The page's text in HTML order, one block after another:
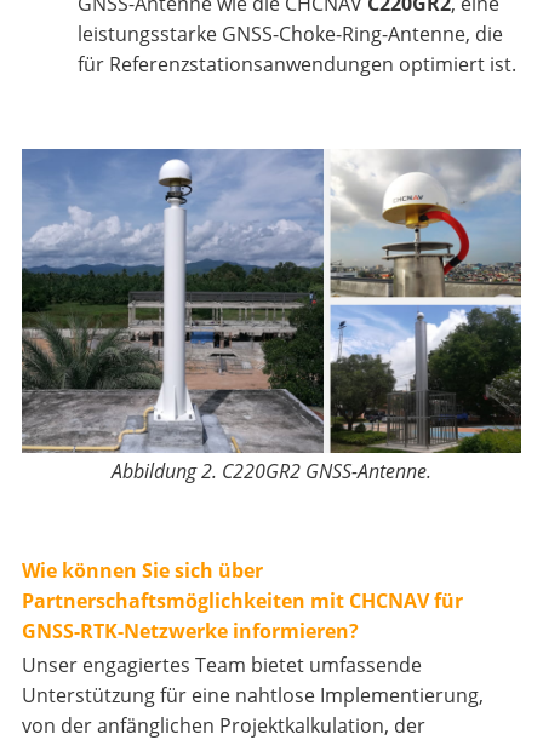
leistungsstarke GNSS-Choke-Ring-Antenne, die
für Referenzstationsanwendungen optimiert ist.
Abbildung 2. C220GR2 GNSS-Antenne.
Wie können Sie sich über
Partnerschaftsmöglichkeiten mit CHCNAV für
GNSS-RTK-Netzwerke informieren?
Unser engagiertes Team bietet umfassende
Unterstützung für eine nahtlose Implementierung,
von der anfänglichen Projektkalkulation, der